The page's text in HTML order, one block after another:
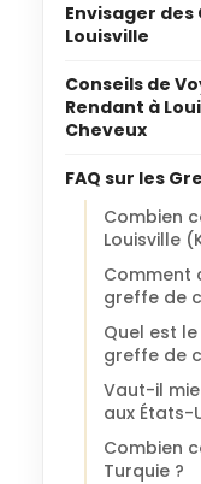
Envisager des
Louisville
Conseils de
Rendant à
Cheveux
FAQ sur les
Combien
Louisville
Comment
greffe de
Quel est
greffe de
Vaut-il
aux États-
Combien
Turquie ?